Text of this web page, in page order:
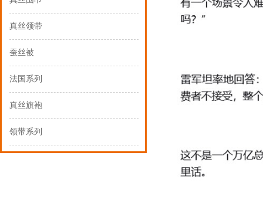
真丝领带
蚕丝被
法国系列
真丝旗袍
领带系列